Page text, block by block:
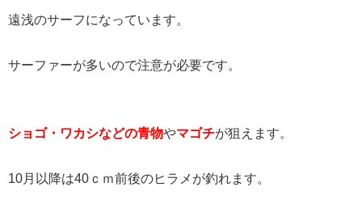
遠浅のサーフになっています。
サーファーが多いので注意が必要です。
ショゴ・ワカシなどの青物やマゴチが狙えます。
10月以降は40ｃｍ前後のヒラメが釣れます。